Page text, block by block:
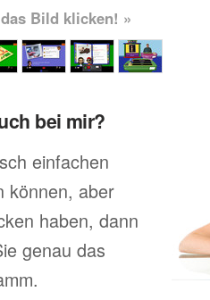
Bild klicken! »
bei mir?
einfachen
können, aber
haben, dann
genau das